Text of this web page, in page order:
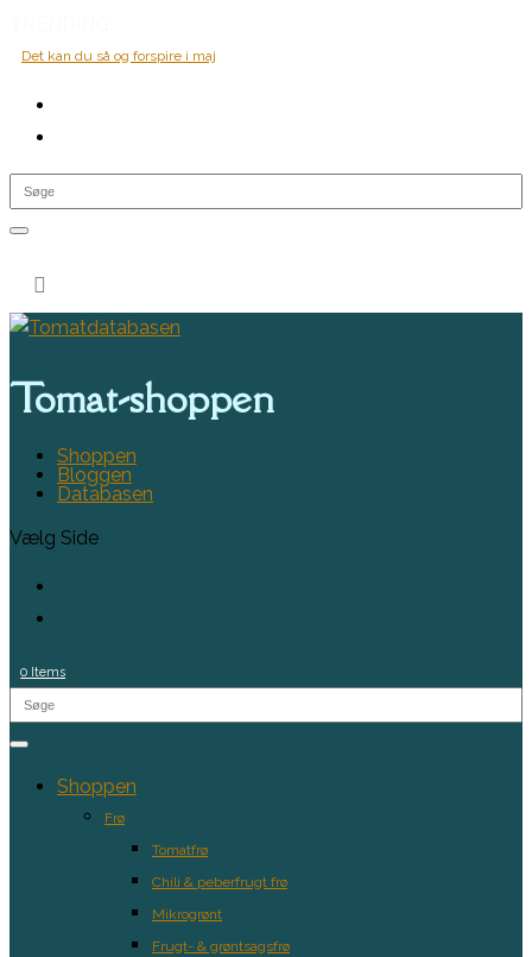
Det kan du så og forspire i maj

Tomat-shoppen
Shoppen
Bloggen
Databasen
Vælg Side
0 Items
Shoppen
Frø
Tomatfrø
Chili & peberfrugt frø
Mikrogrønt
Frugt- & grøntsagsfrø